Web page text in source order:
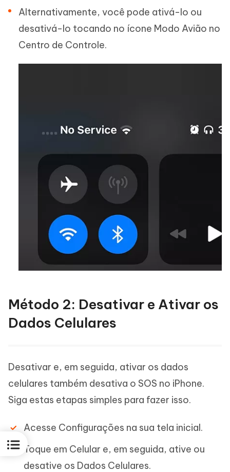
Alternativamente, você pode ativá-lo ou
desativá-lo tocando no ícone Modo Avião no
Centro de Controle.
Método 2: Desativar e Ativar os
Dados Celulares
Desativar e, em seguida, ativar os dados
celulares também desativa o SOS no iPhone.
Siga estas etapas simples para fazer isso.
Acesse Configurações na sua tela inicial.
Toque em Celular e, em seguida, ative ou
desative os Dados Celulares.